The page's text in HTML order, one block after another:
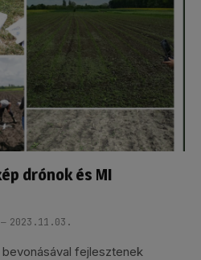
drónok és MI
2023.11.03.
fejlesztenek